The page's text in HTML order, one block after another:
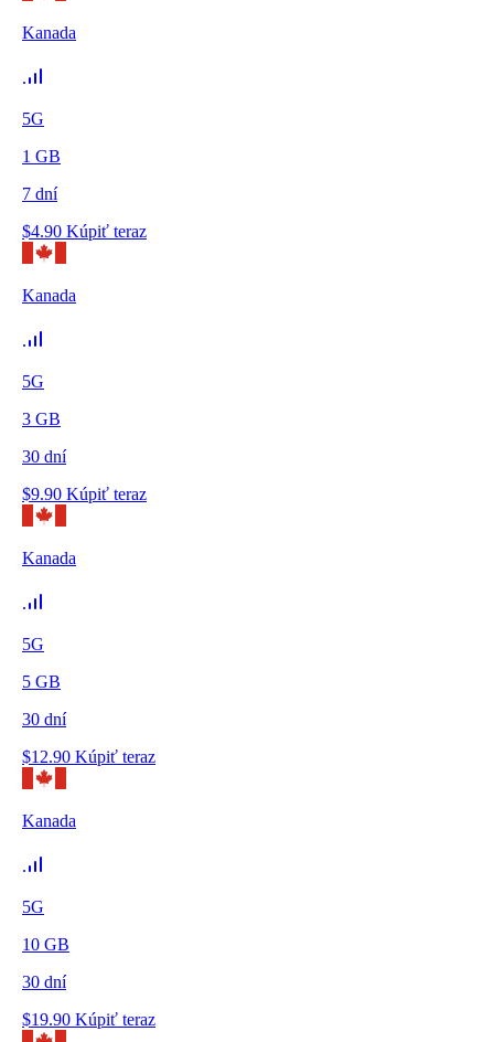
Kanada
5G
1 GB
7 dní
$4.90 Kúpiť teraz
Kanada
5G
3 GB
30 dní
$9.90 Kúpiť teraz
Kanada
5G
5 GB
30 dní
$12.90 Kúpiť teraz
Kanada
5G
10 GB
30 dní
$19.90 Kúpiť teraz